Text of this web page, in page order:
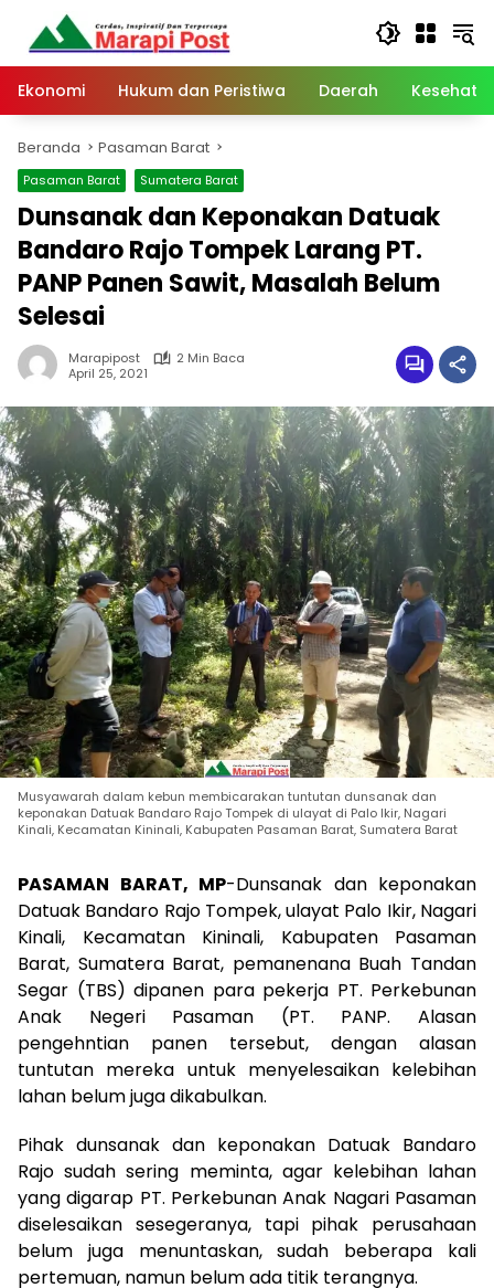
Langsung
konten
Ekonomi
Hukum dan Peristiwa Daerah
Beranda Pasaman Barat
Pasaman Barat Sumatera Barat
Dunsanak dan Keponakan Datuak
Bandaro Rajo Tompek Larang PT.
PANP Panen Sawit, Masalah Belum
Selesai
Marapipost
2 Min Baca
April 25, 2021
Musyawarah dalam kebun membicarakan tuntutan dunsanak dan
keponakan Datuak Bandaro Rajo Tompek di ulayat di Palo Ikir, Nagari
Kinali, Kecamatan Kininali, Kabupaten Pasaman Barat, Sumatera Barat
PASAMAN BARAT, MP-Dunsanak dan keponakan
Datuak Bandaro Rajo Tompek, ulayat Palo Ikir, Nagari
Kinali, Kecamatan Kininali, Kabupaten Pasaman
Barat, Sumatera Barat, pemanenana Buah Tandan
Segar (TBS) dipanen para pekerja PT. Perkebunan
Anak Negeri Pasaman (PT. PANP. Alasan
pengehntian panen tersebut, dengan alasan
tuntutan mereka untuk menyelesaikan kelebihan
lahan belum juga dikabulkan.
Pihak dunsanak dan keponakan Datuak Bandaro
Rajo sudah sering meminta, agar kelebihan lahan
yang digarap PT. Perkebunan Anak Nagari Pasaman
diselesaikan sesegeranya, tapi pihak perusahaan
belum juga menuntaskan, sudah beberapa kali
pertemuan, namun belum ada titik terangnya.